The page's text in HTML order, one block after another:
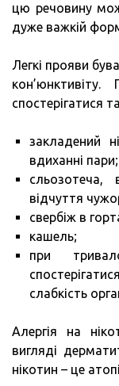
цю речовину
дуже важкій
Легкі прояви
спостерігатися
закладений
вдиханні пари;
відчуття
свербіж в
кашель;
при
слабкість
Алергія на
вигляді
нікотин – це